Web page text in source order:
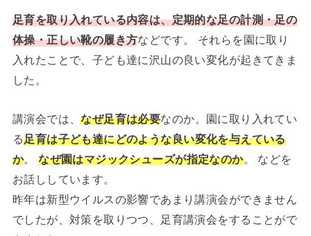
足育を取り入れている内容は、定期的な足の計測・足の
体操・正しい靴の履き方などです。 それらを園に取り
入れたことで、子ども達に沢山の良い変化が起きてきま
した。
講演会では、なぜ足育は必要なのか。園に取り入れてい
る足育は子ども達にどのような良い変化を与えている
か。なぜ園はマジックシューズが指定なのか。 などを
お話ししています。
昨年は新型ウイルスの影響であまり講演会ができません
でしたが、対策を取りつつ、足育講演会をすることがで